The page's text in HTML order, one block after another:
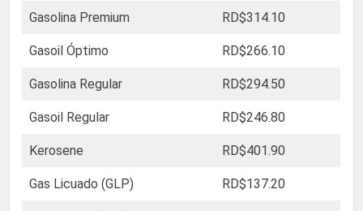
Gasolina Premium
RD$314.10
Gasoil Óptimo RD$266.10
Gasolina Regular RD$294.50
Gasoil Regular RD$246.80
Kerosene RD$401.90
Gas Licuado (GLP) RD$137.20